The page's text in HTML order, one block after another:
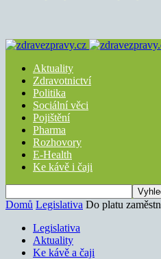
Aktuality
Zdravotnictví
Politika
Sociální věci
Pojištění
Pharma
Rozhovory
E-Health
Ke kávě i čaji
Domů Legislativa Do platu
Legislativa
Aktuality
Ke kávě a čaji